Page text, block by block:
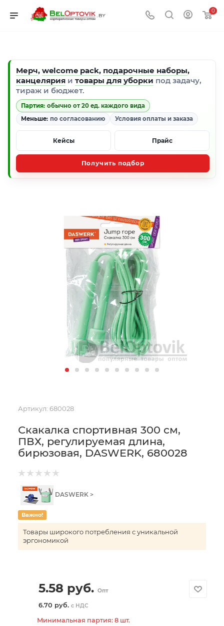
0
Мерч, welcome pack, подарочные наборы,
канцелярия и товары для уборки под задачу,
тираж и бюджет.
Партия: обычно от 20 ед. каждого вида
Меньше: по согласованию Условия оплаты и заказа
Кейсы Прайс
Получить подбор
Артикул: 680028
Скакалка спортивная 300 см,
ПВХ, регулируемая длина,
бирюзовая, DASWERK, 680028
DASWERK >
Важно!
Товары широкого потребления с уникальной
эргономикой
5.58 руб. Опт
6.70 руб. с НДС
Минимальная партия: 8 шт.